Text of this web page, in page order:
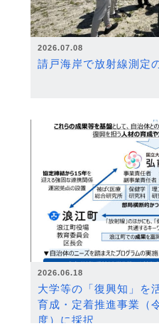
2026.07.08
請戸海岸で放射線測定
2026.06.18
大学等の「復興知」を
育成・定着推進事業（
度）に採択